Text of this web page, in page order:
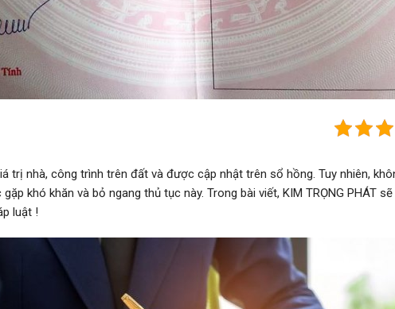
trị nhà, công trình trên đất và được cập nhật trên sổ hồng. Tuy nhiên,
khó khăn và bỏ ngang thủ tục này. Trong bài viết, KIM TRỌNG PHÁT
luật !